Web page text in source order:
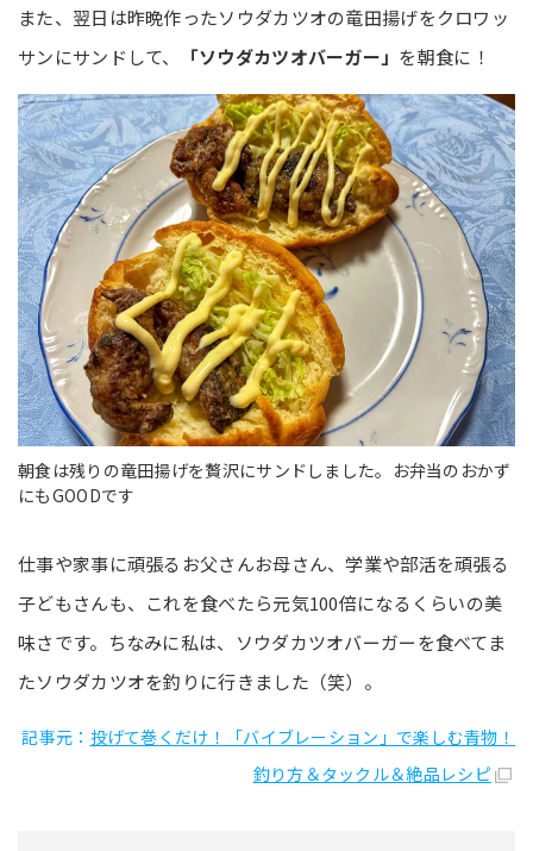
また、翌日は昨晩作ったソウダカツオの竜田揚げをクロワッ
サンにサンドして、
「ソウダカツオバーガー」 を朝食に！
朝食は残りの竜田揚げを贅沢にサンドしました。お弁当のおかず
にもGOODです
仕事や家事に頑張るお父さんお母さん、学業や部活を頑張る
子どもさんも、これを食べたら元気100倍になるくらいの美
味さです。ちなみに私は、ソウダカツオバーガーを食べてま
たソウダカツオを釣りに行きました（笑）。
記事元： 投げて巻くだけ！「バイブレーション」で楽しむ青物！
釣り方＆タックル＆絶品レシピ